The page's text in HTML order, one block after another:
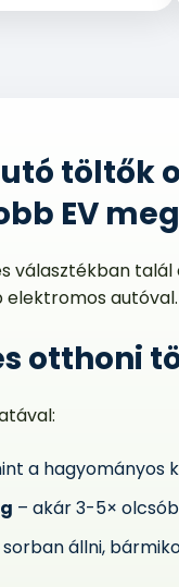
töltők
EV
választékban
otthoni
a hagyományos
– akár 3-5×
sorban állni,